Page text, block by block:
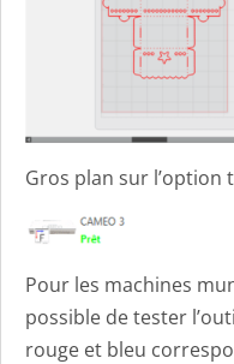
Gros plan sur l’option
Pour les machines
possible de tester
rouge et bleu